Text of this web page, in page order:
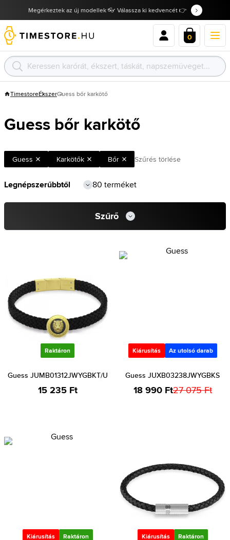
Megérkeztek az új modellek 👓 Válassza ki kedvencét 👉
0
TimestoreÉkszerGuess bőr karkötő
Guess bőr karkötő
Guess Karkötők Bőr Szűrés törlése
80 terméket
Szűrő
Raktáron
Guess JUMB01312JWYGBKT/U
15 235 Ft
Kiárusítás Az utolsó darab
Guess JUXB03238JWYGBKS
18 990 Ft27 075 Ft
Kiárusítás Raktáron Kiárusítás Raktáron